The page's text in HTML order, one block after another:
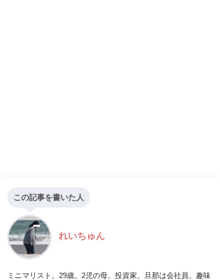
この記事を書いた人
れいちゅん
ミニマリスト。29歳。2児の母。投資家。旦那は会社員。趣味